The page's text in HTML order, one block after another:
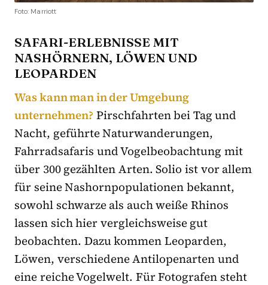
Foto: Marriott
SAFARI-ERLEBNISSE MIT
NASHÖRNERN, LÖWEN UND
LEOPARDEN
Was kann man in der Umgebung
unternehmen? Pirschfahrten bei Tag und
Nacht, geführte Naturwanderungen,
Fahrradsafaris und Vogelbeobachtung mit
über 300 gezählten Arten. Solio ist vor allem
für seine Nashornpopulationen bekannt,
sowohl schwarze als auch weiße Rhinos
lassen sich hier vergleichsweise gut
beobachten. Dazu kommen Leoparden,
Löwen, verschiedene Antilopenarten und
eine reiche Vogelwelt. Für Fotografen steht